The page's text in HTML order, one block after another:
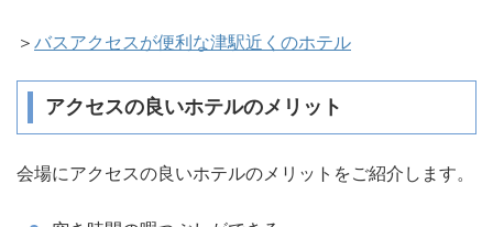
＞バスアクセスが便利な津駅近くのホテル
アクセスの良いホテルのメリット
会場にアクセスの良いホテルのメリットをご紹介します。